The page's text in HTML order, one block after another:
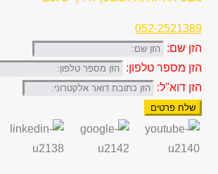
052-2521389
הזן שם:
הזן מספר טלפון:
הזן דוא"ל:
שלח פרטים